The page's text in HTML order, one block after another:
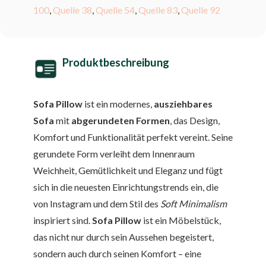
100,Quelle 38,Quelle 54,Quelle 83,Quelle 92
Produktbeschreibung
Sofa Pillow ist ein modernes, ausziehbares
Sofa mit abgerundeten Formen, das Design,
Komfort und Funktionalität perfekt vereint. Seine
gerundete Form verleiht dem Innenraum
Weichheit, Gemütlichkeit und Eleganz und fügt
sich in die neuesten Einrichtungstrends ein, die
von Instagram und dem Stil des Soft Minimalism
inspiriert sind.Sofa Pillow ist ein Möbelstück,
das nicht nur durch sein Aussehen begeistert,
sondern auch durch seinen Komfort – eine